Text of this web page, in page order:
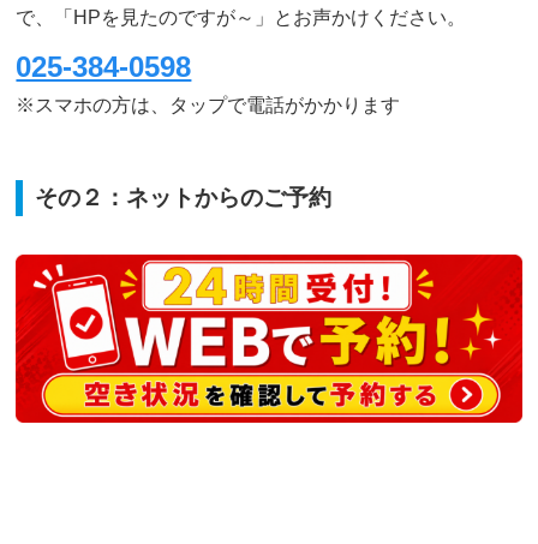
で、「HPを見たのですが～」とお声かけください。
025-384-0598
※スマホの方は、タップで電話がかかります
その２：ネットからのご予約